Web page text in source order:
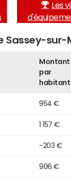
Les
Sassey-sur-
Montant
par
habitant
954 €
1 157 €
-203 €
906 €